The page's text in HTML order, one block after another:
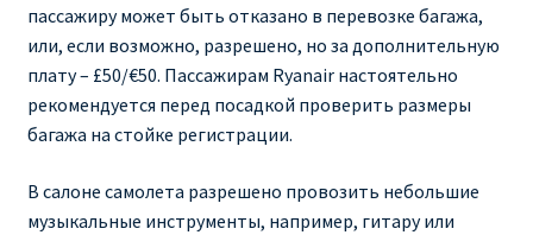
пассажиру может быть отказано в перевозке багажа,
или, если возможно, разрешено, но за дополнительную
плату – £50/€50. Пассажирам Ryanair настоятельно
рекомендуется перед посадкой проверить размеры
багажа на стойке регистрации.
В салоне самолета разрешено провозить небольшие
музыкальные инструменты, например, гитару или